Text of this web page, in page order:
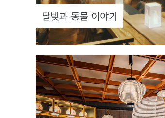
달빛과 동물 이야기